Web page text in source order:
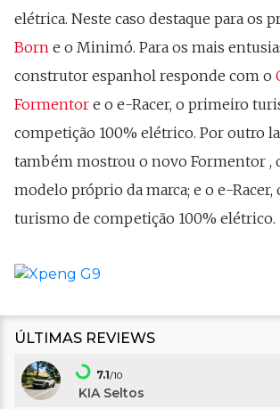
elétrica. Neste caso destaque para os
Born e o Minimó. Para os mais
construtor espanhol responde com o
Formentor e o e-Racer, o primeiro
competição 100% elétrico. Por outro
também mostrou o novo Formentor ,
modelo próprio da marca; e o e-
turismo de competição 100% elétrico.
ÚLTIMAS REVIEWS
7.1/10
KIA Seltos